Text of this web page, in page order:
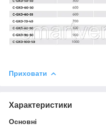
Приховати
Характеристики
Основні